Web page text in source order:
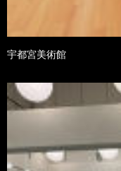
宇都宮美術館